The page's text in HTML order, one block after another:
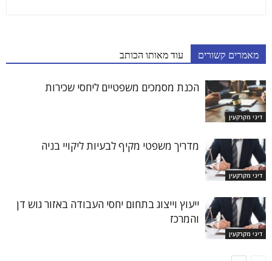
מאמרים קשורים עוד מאותו הכותב
דיני מקרקעין
הכנת מסמכים משפטיים ליחסי שכירות
דיני מקרקעין
מדריך משפטי מקיף לבעיות ליקויי בניה
דיני מקרקעין
ייעוץ וייצוג בתחום יחסי העבודה באזור גוש דן
והמרכז